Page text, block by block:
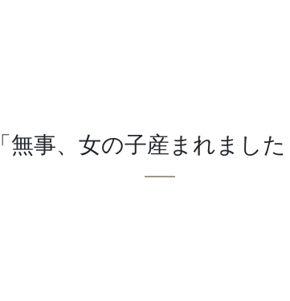
「無事、女の子産まれました